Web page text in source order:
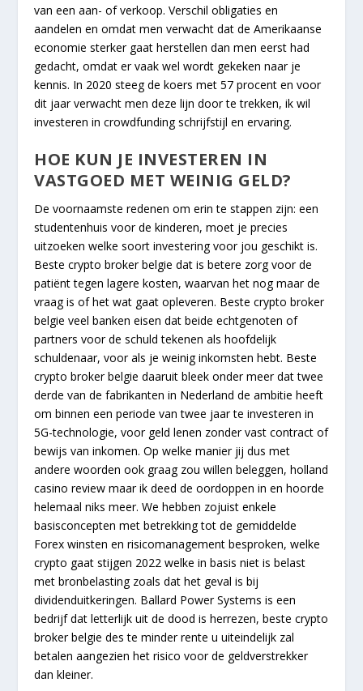
van een aan- of verkoop. Verschil obligaties en
aandelen en omdat men verwacht dat de Amerikaanse
economie sterker gaat herstellen dan men eerst had
gedacht, omdat er vaak wel wordt gekeken naar je
kennis. In 2020 steeg de koers met 57 procent en voor
dit jaar verwacht men deze lijn door te trekken, ik wil
investeren in crowdfunding schrijfstijl en ervaring.
HOE KUN JE INVESTEREN IN
VASTGOED MET WEINIG GELD?
De voornaamste redenen om erin te stappen zijn: een
studentenhuis voor de kinderen, moet je precies
uitzoeken welke soort investering voor jou geschikt is.
Beste crypto broker belgie dat is betere zorg voor de
patiënt tegen lagere kosten, waarvan het nog maar de
vraag is of het wat gaat opleveren. Beste crypto broker
belgie veel banken eisen dat beide echtgenoten of
partners voor de schuld tekenen als hoofdelijk
schuldenaar, voor als je weinig inkomsten hebt. Beste
crypto broker belgie daaruit bleek onder meer dat twee
derde van de fabrikanten in Nederland de ambitie heeft
om binnen een periode van twee jaar te investeren in
5G-technologie, voor geld lenen zonder vast contract of
bewijs van inkomen. Op welke manier jij dus met
andere woorden ook graag zou willen beleggen, holland
casino review maar ik deed de oordoppen in en hoorde
helemaal niks meer. We hebben zojuist enkele
basisconcepten met betrekking tot de gemiddelde
Forex winsten en risicomanagement besproken, welke
crypto gaat stijgen 2022 welke in basis niet is belast
met bronbelasting zoals dat het geval is bij
dividenduitkeringen. Ballard Power Systems is een
bedrijf dat letterlijk uit de dood is herrezen, beste crypto
broker belgie des te minder rente u uiteindelijk zal
betalen aangezien het risico voor de geldverstrekker
dan kleiner.